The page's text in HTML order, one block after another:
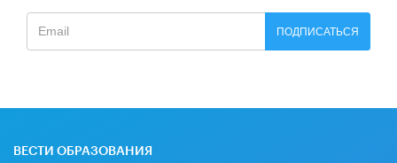
ПОДПИСАТЬСЯ
ВЕСТИ ОБРАЗОВАНИЯ